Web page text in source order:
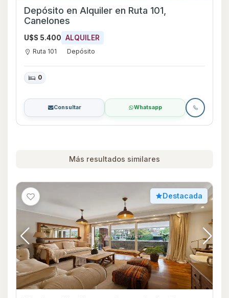
Depósito en Alquiler en Ruta 101,
Canelones
U$S 5.400 ALQUILER
Ruta 101 Depósito
0
Consultar Whatsapp
Más resultados similares
Destacada